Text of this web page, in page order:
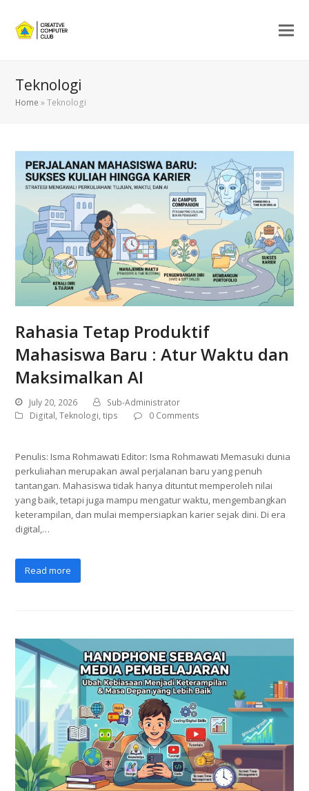
Teknologi
Home »Teknologi
Rahasia Tetap Produktif
Mahasiswa Baru : Atur Waktu dan
Maksimalkan AI
July 20, 2026
Sub-Administrator
Digital,Teknologi,tips 0 Comments
Penulis: Isma Rohmawati Editor: Isma Rohmawati Memasuki dunia
perkuliahan merupakan awal perjalanan baru yang penuh
tantangan. Mahasiswa tidak hanya dituntut memperoleh nilai
yang baik, tetapi juga mampu mengatur waktu, mengembangkan
keterampilan, dan mulai mempersiapkan karier sejak dini. Di era
digital,…
Read more